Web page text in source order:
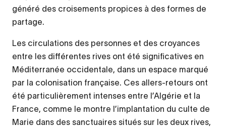
généré des croisements propices à des formes de
partage.
Les circulations des personnes et des croyances
entre les différentes rives ont été significatives en
Méditerranée occidentale, dans un espace marqué
par la colonisation française. Ces allers-retours ont
été particulièrement intenses entre l’Algérie et la
France, comme le montre l’implantation du culte de
Marie dans des sanctuaires situés sur les deux rives,